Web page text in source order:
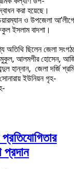
করা হয়েছে।
ও উপজেলা
ইসলাম বাদশা।
অতিথি ছিলেন জেলা
মুকুল, আলমগীর হোসেন,
হান্নান, জেলা
ইউনিয়ন গৃহ-
প্রতিযোগিতার
প্রদান